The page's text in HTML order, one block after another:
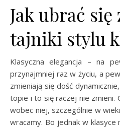
Jak ubrać się
tajniki stylu
Klasyczna elegancja – na
przynajmniej raz w życiu, a
zmieniają się dość
topie i to się raczej nie zmieni.
wobec niej, szczególnie w
wracamy. Bo jednak w klasyce